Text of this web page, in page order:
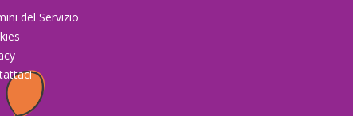
del Servizio